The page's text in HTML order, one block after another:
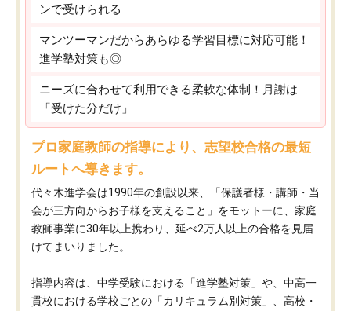
ンで受けられる
マンツーマンだからあらゆる学習目標に対応可能！
進学塾対策も◎
ニーズに合わせて利用できる柔軟な体制！月謝は
「受けた分だけ」
プロ家庭教師の指導により、志望校合格の最短
ルートへ導きます。
代々木進学会は1990年の創設以来、「保護者様・講師・当
会が三方向からお子様を支えること」をモットーに、家庭
教師事業に30年以上携わり、延べ2万人以上の合格を見届
けてまいりました。
指導内容は、中学受験における「進学塾対策」や、中高一
貫校における学校ごとの「カリキュラム別対策」、高校・